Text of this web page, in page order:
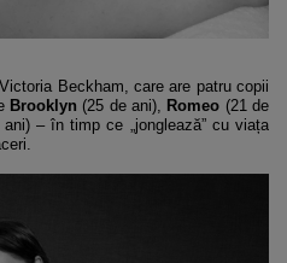
Beckham, care are patru copii
Brooklyn (25 de ani), Romeo (21 de
ani) – în timp ce „jonglează” cu viața